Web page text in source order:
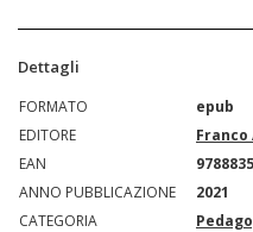
Dettagli
FORMATO
epub
EDITORE
Franco
EAN
ANNO PUBBLICAZIONE
2021
CATEGORIA